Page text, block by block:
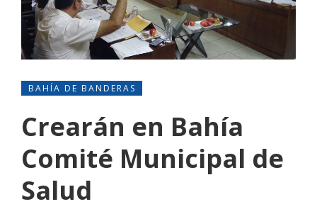
BAHÍA DE BANDERAS
Crearán en Bahía
Comité Municipal de
Salud